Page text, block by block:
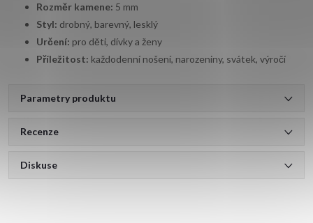
Rozměr kamene: 5 mm
Styl: drobný, barevný, lesklý
Určení: pro děti, dívky a ženy
Příležitost: každodenní nošení, narozeniny, svátek, výročí
Parametry produktu
Recenze
Diskuse